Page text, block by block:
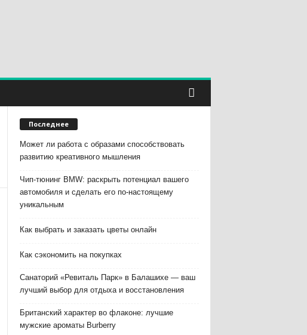
Последнее
Может ли работа с образами способствовать
развитию креативного мышления
Чип-тюнинг BMW: раскрыть потенциал вашего
автомобиля и сделать его по-настоящему
уникальным
Как выбрать и заказать цветы онлайн
Как сэкономить на покупках
Санаторий «Ревиталь Парк» в Балашихе — ваш
лучший выбор для отдыха и восстановления
Британский характер во флаконе: лучшие
мужские ароматы Burberry